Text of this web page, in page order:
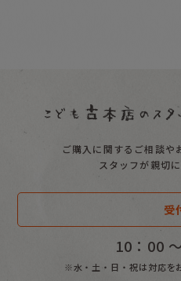
ご購入に関するご相談や
スタッフが親切
受
10：00
※水・土・日・祝は対応を